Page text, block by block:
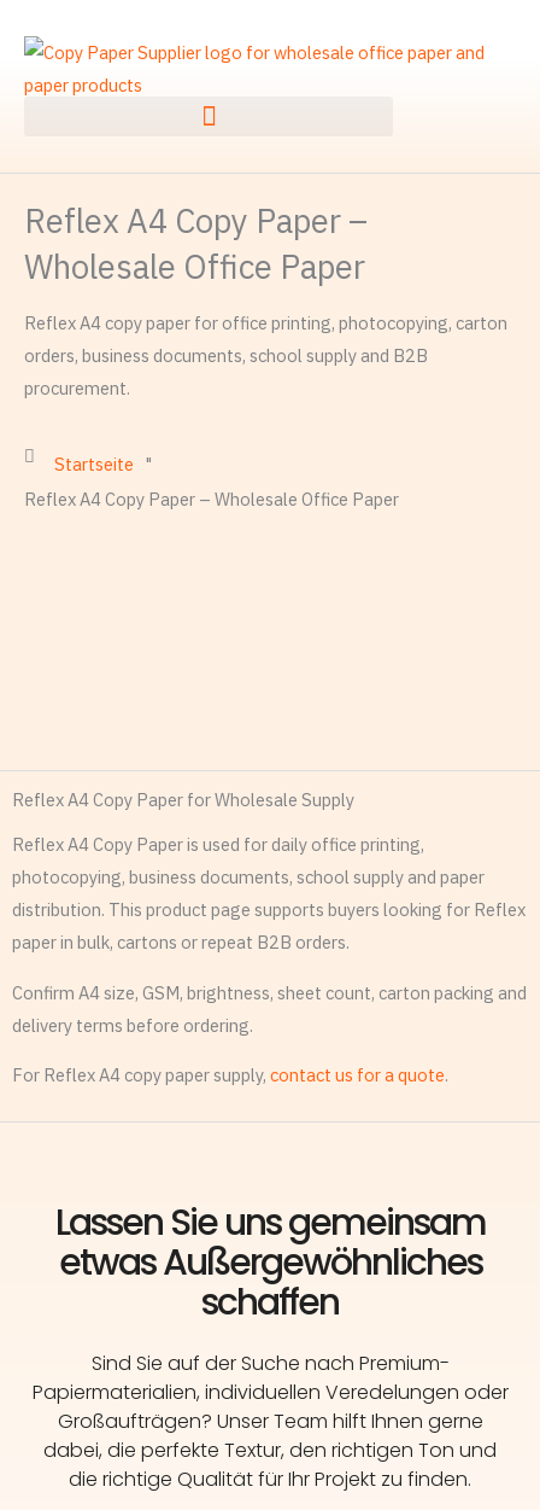
Inhalt
springen
Reflex A4 Copy Paper –
Wholesale Office Paper
Reflex A4 copy paper for office printing, photocopying, carton
orders, business documents, school supply and B2B
procurement.
Startseite "
Reflex A4 Copy Paper – Wholesale Office Paper
Reflex A4 Copy Paper for Wholesale Supply
Reflex A4 Copy Paper is used for daily office printing,
photocopying, business documents, school supply and paper
distribution. This product page supports buyers looking for Reflex
paper in bulk, cartons or repeat B2B orders.
Confirm A4 size, GSM, brightness, sheet count, carton packing and
delivery terms before ordering.
For Reflex A4 copy paper supply, contact us for a quote.
Lassen Sie uns gemeinsam
etwas Außergewöhnliches
schaffen
Sind Sie auf der Suche nach Premium-
Papiermaterialien, individuellen Veredelungen oder
Großaufträgen? Unser Team hilft Ihnen gerne
dabei, die perfekte Textur, den richtigen Ton und
die richtige Qualität für Ihr Projekt zu finden.